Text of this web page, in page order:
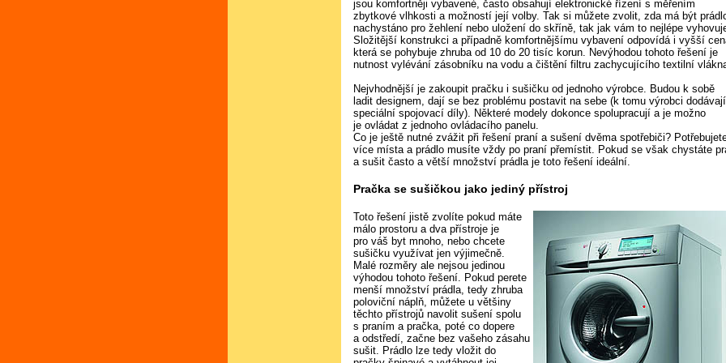
jsou komfortněji vybavené, často obsahují elektronické řízení s měřením
zbytkové vlhkosti a možností její volby. Tak si můžete zvolit, zda má být
nachystáno pro žehlení nebo uložení do skříně, tak jak vám to nejlépe
Složitější konstrukci a případně komfortnějšímu vybavení odpovídá i vyšší
která se pohybuje zhruba od 10 do 20 tisíc korun. Nevýhodou tohoto řešení je
nutnost vylévání zásobníku na vodu a čištění filtru zachycujícího textilní
Nejvhodnější je zakoupit pračku i sušičku od jednoho výrobce. Budou k sobě
ladit designem, dají se bez problému postavit na sebe (k tomu výrobci dodávají
speciální spojovací díly). Některé modely dokonce spolupracují a je možno
je ovládat z jednoho ovládacího panelu.
Co je ještě nutné zvážit při řešení praní a sušení dvěma spotřebiči?
více místa a prádlo musíte vždy po praní přemístit. Pokud se však chystáte
a sušit často a větší množství prádla je toto řešení ideální.
Pračka se sušičkou jako jediný přístroj
Toto řešení jistě zvolíte pokud máte
málo prostoru a dva přístroje je
pro váš byt mnoho, nebo chcete
sušičku využívat jen výjimečně.
Malé rozměry ale nejsou jedinou
výhodou tohoto řešení. Pokud perete
menší množství prádla, tedy zhruba
poloviční náplň, můžete u většiny
těchto přístrojů navolit sušení spolu
s praním a pračka, poté co dopere
a odstředí, začne bez vašeho zásahu
sušit. Prádlo lze tedy vložit do